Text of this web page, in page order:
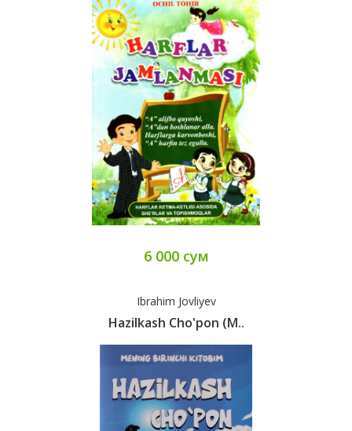
6 000 сум
Ibrahim Jovliyev
Hazilkash Cho'pon (m..